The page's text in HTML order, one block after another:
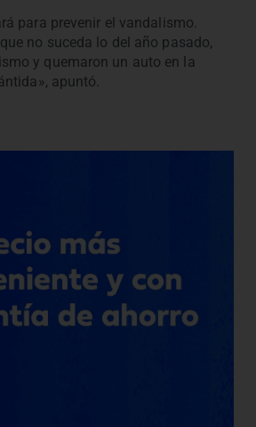
para prevenir el vandalismo.
no suceda lo del año pasado,
y quemaron un auto en la
apuntó.